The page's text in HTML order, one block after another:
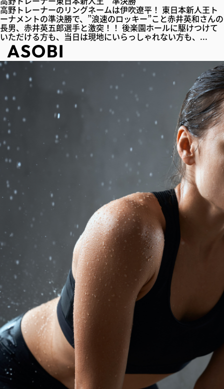
高野トレーナーのリングネームは伊吹遼平！ 東日本新人王ト
ーナメントの準決勝で、”浪速のロッキー”こと赤井英和さんの
長男、赤井英五郎選手と激突！！ 後楽園ホールに駆けつけて
いただける方も、当日は現地にいらっしゃれない方も、...
ASOBI